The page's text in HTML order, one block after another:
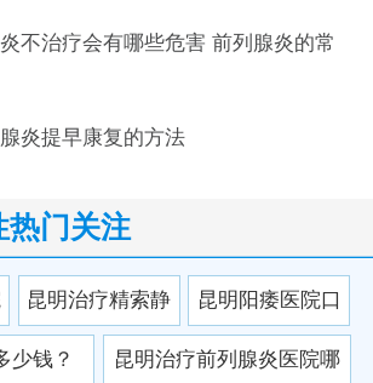
不治疗会有哪些危害 前列腺炎的常
炎提早康复的方法
热门关注
昆明治疗精索静
脉曲张医院哪家
昆明阳痿医院口
碑榜：这家医院
少钱？ 昆明治疗前列腺炎医院哪